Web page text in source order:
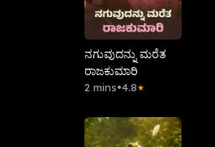
ನಗುವುದನ್ನು ಮರೆತ
ರಾಜಕುಮಾರಿ
2 mins•4.8★